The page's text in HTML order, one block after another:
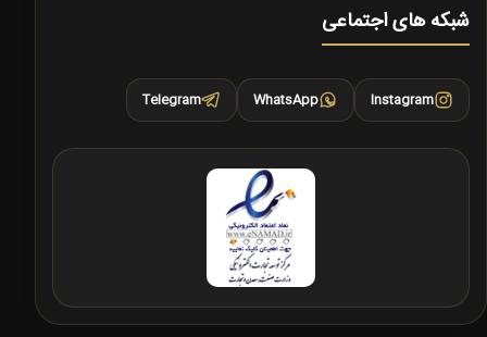
شبکه های اجتماعی
Instagram
WhatsApp
Telegram